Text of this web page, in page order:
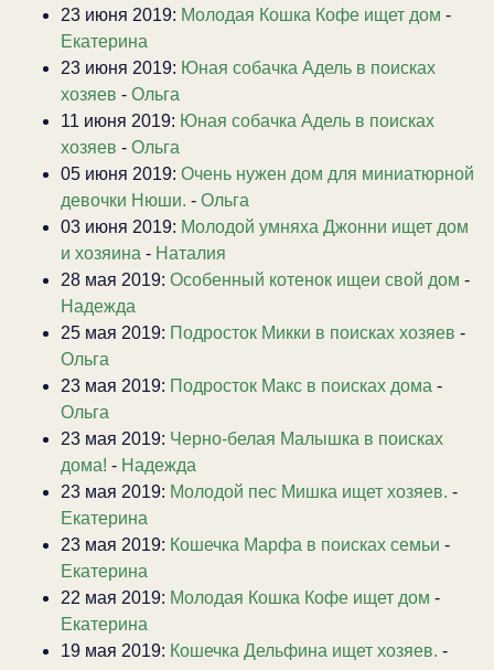
23 июня 2019: Молодая Кошка Кофе ищет дом -
Екатерина
23 июня 2019: Юная собачка Адель в поисках
хозяев - Ольга
11 июня 2019: Юная собачка Адель в поисках
хозяев - Ольга
05 июня 2019: Очень нужен дом для миниатюрной
девочки Нюши. - Ольга
03 июня 2019: Молодой умняха Джонни ищет дом
и хозяина - Наталия
28 мая 2019: Особенный котенок ищеи свой дом -
Надежда
25 мая 2019: Подросток Микки в поисках хозяев -
Ольга
23 мая 2019: Подросток Макс в поисках дома -
Ольга
23 мая 2019: Черно-белая Малышка в поисках
дома! - Надежда
23 мая 2019: Молодой пес Мишка ищет хозяев. -
Екатерина
23 мая 2019: Кошечка Марфа в поисках семьи -
Екатерина
22 мая 2019: Молодая Кошка Кофе ищет дом -
Екатерина
19 мая 2019: Кошечка Дельфина ищет хозяев. -